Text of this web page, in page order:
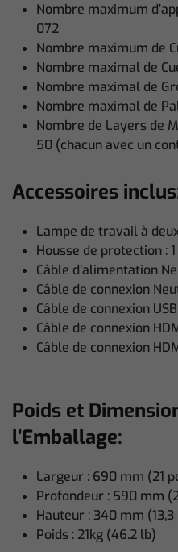
Nombre maximum
072
Nombre maximum de
Nombre maximal de
Nombre maximal de
Nombre maximal de
Nombre de Layers de
50 (chacun avec un
Accessoires
Lampe de travail à
Housse de protection : 1
Câble d’alimentation
Câble de connexion
Câble de connexion
Câble de connexion
Câble de connexion
Poids et
l’Emballage:
Largeur : 690 mm (21
Profondeur : 590 mm
Hauteur : 340 mm (13,3
Poids : 21kg (46.2 lb)